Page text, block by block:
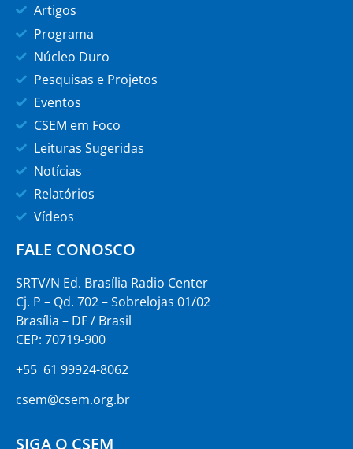
Artigos
Programa
Núcleo Duro
Pesquisas e Projetos
Eventos
CSEM em Foco
Leituras Sugeridas
Notícias
Relatórios
Vídeos
FALE CONOSCO
SRTV/N Ed. Brasília Radio Center
Cj. P – Qd. 702 – Sobrelojas 01/02
Brasília – DF / Brasil
CEP: 70719-900
+55 61 99924-8062
csem@csem.org.br
SIGA O CSEM